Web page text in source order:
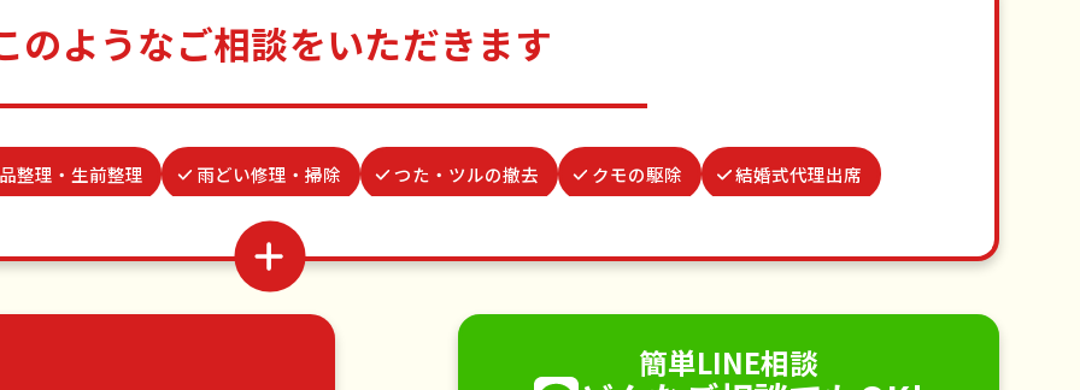
のようなご相談をいただきます
整理・生前整理 雨どい修理・掃除 つた・ツルの撤去 クモの駆除 結婚式代理出席
場所取り代行
カーテンレール取り付け
植木の剪定 植木の伐採
簡単LINE相談